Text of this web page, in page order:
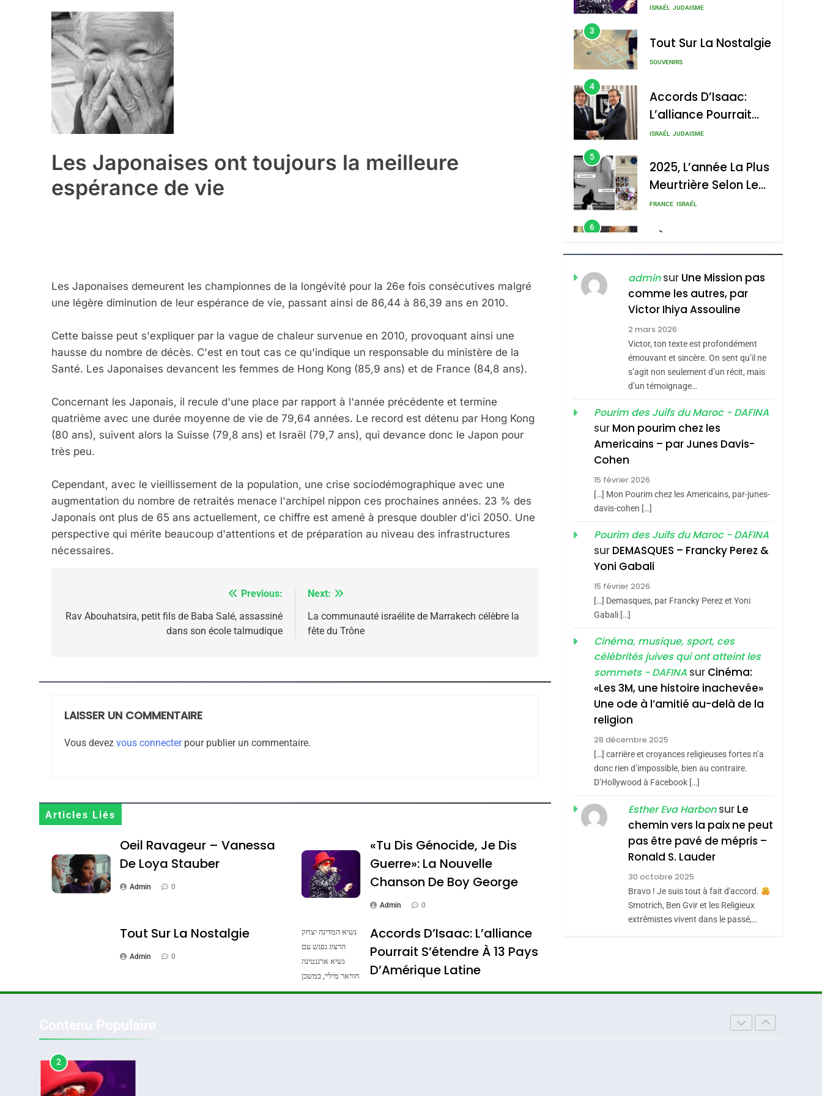
Les Japonaises ont toujours la meilleure
espérance de vie
Les Japonaises demeurent les championnes de la longévité pour la 26e fois consécutives malgré
une légère diminution de leur espérance de vie, passant ainsi de 86,44 à 86,39 ans en 2010.
Cette baisse peut s'expliquer par la vague de chaleur survenue en 2010, provoquant ainsi une
hausse du nombre de décès. C'est en tout cas ce qu'indique un responsable du ministère de la
Santé. Les Japonaises devancent les femmes de Hong Kong (85,9 ans) et de France (84,8 ans).
Concernant les Japonais, il recule d'une place par rapport à l'année précédente et termine
quatrième avec une durée moyenne de vie de 79,64 années. Le record est détenu par Hong Kong
(80 ans), suivent alors la Suisse (79,8 ans) et Israël (79,7 ans), qui devance donc le Japon pour
très peu.
Cependant, avec le vieillissement de la population, une crise sociodémographique avec une
augmentation du nombre de retraités menace l'archipel nippon ces prochaines années. 23 % des
Japonais ont plus de 65 ans actuellement, ce chiffre est amené à presque doubler d'ici 2050. Une
perspective qui mérite beaucoup d'attentions et de préparation au niveau des infrastructures
nécessaires.
de
Previous:
Rav Abouhatsira, petit fils de Baba Salé, assassiné
dans son école talmudique
Next:
La communauté israélite de Marrakech célèbre la
fête du Trône
LAISSER UN COMMENTAIRE
Vous devez vous connecterpour publier un commentaire.
Articles Liés
Oeil Ravageur – Vanessa
De Loya Stauber
Admin 0
«Tu Dis Génocide, Je Dis
Guerre»: La Nouvelle
Chanson De Boy George
Admin 0
Tout Sur La Nostalgie
Admin 0
נשיא המדינה יצחק
הרצוג נפגש עם
נשיא ארגנטינה
חוויאר מיליי, במשכן
הנשיא בירושלים.
Accords D’Isaac: L’alliance
Pourrait S’étendre À 13 Pays
D’Amérique Latine
Admin 0
Nouvelle Chanson De
ISRAÉL JUDAISME
3
Tout Sur La Nostalgie
SOUVENIRS
4
Accords D’Isaac:
L’alliance Pourrait
S’étendre À 13 Pays
ISRAÉL JUDAISME
5
2025, L’année La Plus
Meurtrière Selon Le
Rapport D’ADL
FRANCE ISRAÉL
6
FIÈRE, DIGNE ET
RÉSILIENTE :
POURQUOI JE
REVENDIQUE MA
JUDAÏTE Par Thérèse
Zrihen-Dvir
ISRAÉL JUDAISME
CE QUI NOUS
MANQUE – Jacques
Hadida
JUDAISME
Maroc : Les Amandes
De Tafraout, Le Miel
De Tadla Azilal
Consacrés Produits
Du Terroir
DAFINA MAROC
Oeil Ravageur –
2
Dis Guerre»: La
Nouvelle Chanson De
Boy George
ISRAÉL JUDAISME
Accords D’Isaac:
L’alliance Pourrait
S’étendre À 13 Pays
D’Amérique Latine
ISRAÉL JUDAISME
5
Meurtrière Selon Le
Rapport D’ADL
Contre
L’antisémitisme
FRANCE ISRAÉL
FIÈRE, DIGNE ET
RÉSILIENTE :
POURQUOI JE
REVENDIQUE MA
JUDAÏTE Par Thérèse
Zrihen-Dvir
ISRAÉL JUDAISME
CE QUI NOUS
MANQUE – Jacques
Hadida
JUDAISME
Maroc : Les Amandes
Du Terroir
adminsur Une Mission pas
comme les autres, par
Victor Ihiya Assouline
2 mars 2026
Victor, ton texte est profondément
émouvant et sincère. On sent qu’il ne
s’agit non seulement d’un récit, mais
d’un témoignage…
Pourim des Juifs du Maroc - DAFINA
sur Mon pourim chez les
Americains – par Junes Davis-
Cohen
15 février 2026
[…] Mon Pourim chez les Americains, par-junes-
davis-cohen […]
Pourim des Juifs du Maroc - DAFINA
sur DEMASQUES – Francky Perez &
Yoni Gabali
15 février 2026
[…] Demasques, par Francky Perez et Yoni
Gabali […]
Cinéma, musique, sport, ces
célébrités juives qui ont atteint les
sommets - DAFINA sur Cinéma:
«Les 3M, une histoire inachevée»
Une ode à l’amitié au-delà de la
religion
28 décembre 2025
[…] carrière et croyances religieuses fortes n’a
donc rien d’impossible, bien au contraire.
D’Hollywood à Facebook […]
Esther Eva Harbonsur Le
chemin vers la paix ne peut
pas être pavé de mépris –
Ronald S. Lauder
30 octobre 2025
Bravo ! Je suis tout à fait d'accord.
Smotrich, Ben Gvir et les Religieux
extrêmistes vivent dans le passé,…
2025, L’année La Plus Meurtrière Selon Le Rapport D’ADL Contre L’antisémitisme
6
FIÈRE, DIGNE ET RÉSILIENTE : POURQUOI JE REVENDIQUE MA JUDAÏTE Par Thérèse Zrihen-
Dvir
ISRAÉL JUDAISME
CE QUI NOUS MANQUE – Jacques Hadida
Maroc : Les Amandes De Tafraout, Le Miel De Tadla Azilal Consacrés Produits Du
Terroir
Oeil Ravageur – Vanessa De Loya Stauber
2